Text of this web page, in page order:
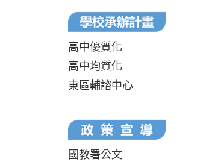
高中優質化
高中均質化
東區輔諮中心
國教署公文